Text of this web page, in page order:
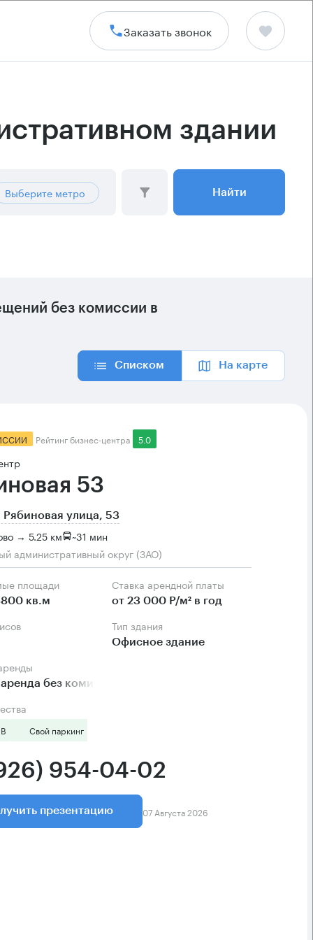
Заказать звонок
здании
Выберите метро Найти
без комиссии в
Списком На карте
Рейтинг бизнес-центра 5.0
53
Рябиновая улица, 53
→ 5.25 км ~31 мин
административный округ (ЗАО)
площади
кв.м
Ставка арендной платы
от 23 000 Р/м² в год
Тип здания
Офисное здание
без комиссии
Свой паркинг
954-04-02
презентацию 07 Августа 2026